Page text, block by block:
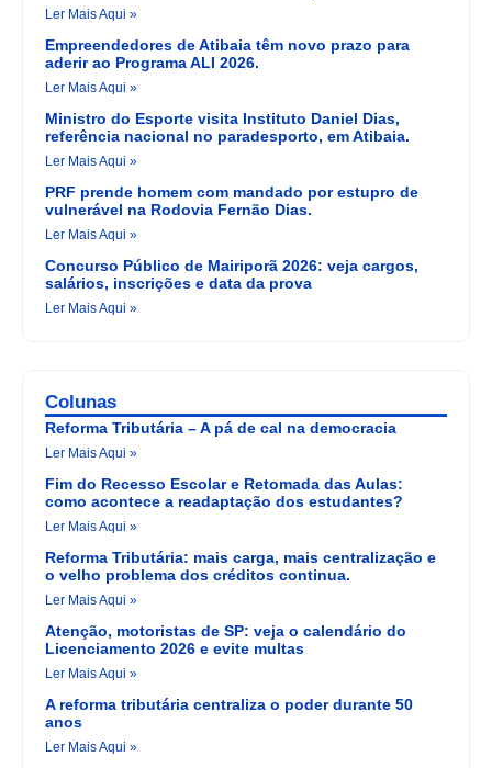
Ler Mais Aqui »
Empreendedores de Atibaia têm novo prazo para
aderir ao Programa ALI 2026.
Ler Mais Aqui »
Ministro do Esporte visita Instituto Daniel Dias,
referência nacional no paradesporto, em Atibaia.
Ler Mais Aqui »
PRF prende homem com mandado por estupro de
vulnerável na Rodovia Fernão Dias.
Ler Mais Aqui »
Concurso Público de Mairiporã 2026: veja cargos,
salários, inscrições e data da prova
Ler Mais Aqui »
Colunas
Reforma Tributária – A pá de cal na democracia
Ler Mais Aqui »
Fim do Recesso Escolar e Retomada das Aulas:
como acontece a readaptação dos estudantes?
Ler Mais Aqui »
Reforma Tributária: mais carga, mais centralização e
o velho problema dos créditos continua.
Ler Mais Aqui »
Atenção, motoristas de SP: veja o calendário do
Licenciamento 2026 e evite multas
Ler Mais Aqui »
A reforma tributária centraliza o poder durante 50
anos
Ler Mais Aqui »